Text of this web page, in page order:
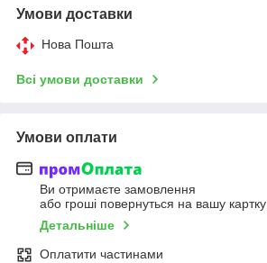
Умови доставки
Нова Пошта
Всі умови доставки
Умови оплати
Ви отримаєте замовлення
або гроші повернуться на вашу картку
Детальніше
Оплатити частинами